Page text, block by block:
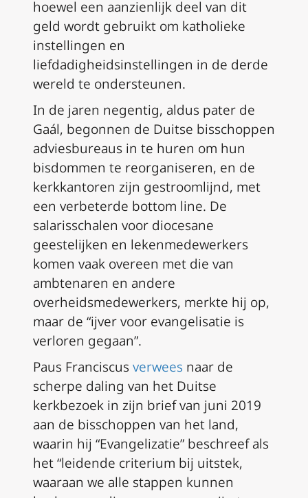
hoewel een aanzienlijk deel van dit
geld wordt gebruikt om katholieke
instellingen en
liefdadigheidsinstellingen in de derde
wereld te ondersteunen.
In de jaren negentig, aldus pater de
Gaál, begonnen de Duitse bisschoppen
adviesbureaus in te huren om hun
bisdommen te reorganiseren, en de
kerkkantoren zijn gestroomlijnd, met
een verbeterde bottom line. De
salarisschalen voor diocesane
geestelijken en lekenmedewerkers
komen vaak overeen met die van
ambtenaren en andere
overheidsmedewerkers, merkte hij op,
maar de “ijver voor evangelisatie is
verloren gegaan”.
Paus Franciscus verwees naar de
scherpe daling van het Duitse
kerkbezoek in zijn brief van juni 2019
aan de bisschoppen van het land,
waarin hij “Evangelizatie” beschreef als
het “leidende criterium bij uitstek,
waaraan we alle stappen kunnen